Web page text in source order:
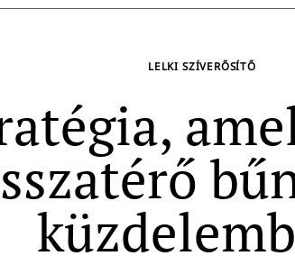
LELKI SZÍVERŐSÍTŐ